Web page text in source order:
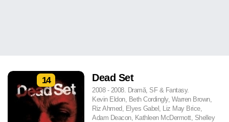
14 Dead Set
2008 - 2008. Dramă, SF & Fantasy.
Kevin Eldon, Beth Cordingly, Warren Brown,
Riz Ahmed, Elyes Gabel, Liz May Brice,
Adam Deacon, Kathleen McDermott, Shelley